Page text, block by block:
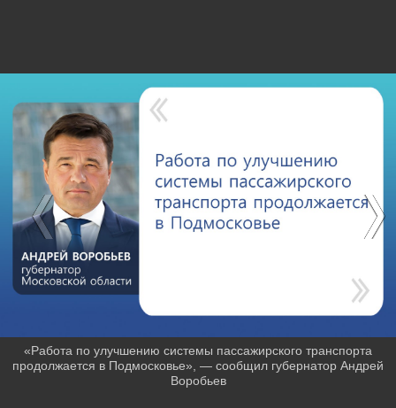
«Работа по улучшению системы пассажирского транспорта
продолжается в Подмосковье», — сообщил губернатор Андрей
Воробьев